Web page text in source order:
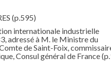
(p.595)
internationale industrielle
adressé à M. le Ministre du
de Saint-Foix,
Consul général de France